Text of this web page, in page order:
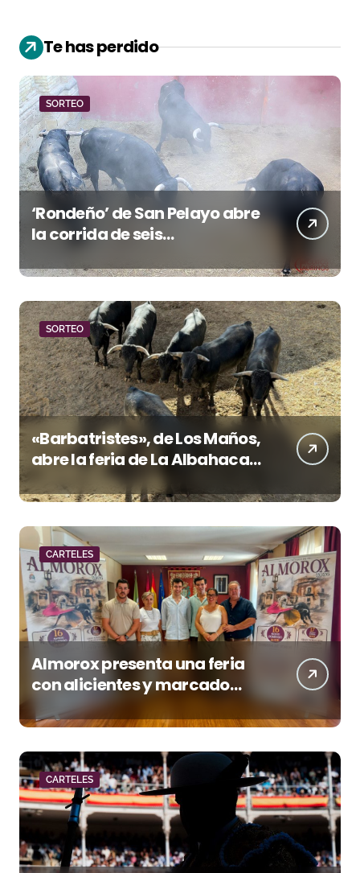
Te has perdido
SORTEO
‘Rondeño’ de San Pelayo abre
la corrida de seis
Santa María esta noche
SORTEO
«Barbatristes», de Los Maños,
abre la feria de La Albahaca
de Huesca
CARTELES
Almorox presenta una feria
con alicientes y marcado
acento torista
CARTELES